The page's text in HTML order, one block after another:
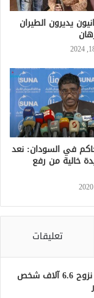
يديرون الطيران
في السودان: نعد
خالية من رفع
تعليقات
المنظمة الدولية للهجرة: نزوح 6.6 آلاف شخص